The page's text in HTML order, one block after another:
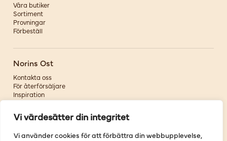
Vi värdesätter din integritet
Vi använder cookies för att förbättra din webbupplevelse,
Våra butiker
Sortiment
Provningar
Förbeställ
Norins Ost
Kontakta oss
För återförsäljare
Inspiration
Om oss
Följ oss